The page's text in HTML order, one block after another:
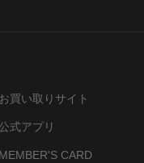
買い取りサイト
式アプリ
CARD